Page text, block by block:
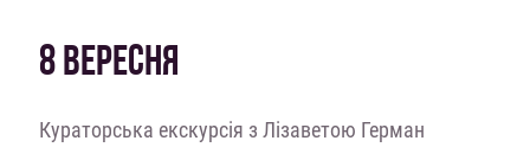
8 ВЕРЕСНЯ
Кураторська екскурсія з Лізаветою Герман